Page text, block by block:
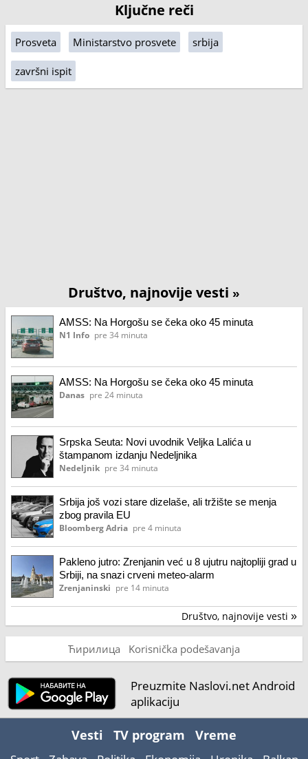
Ključne reči
Prosveta Ministarstvo prosvete srbija
završni ispit
Društvo, najnovije vesti »
AMSS: Na Horgošu se čeka oko 45 minuta
N1 Info pre 34 minuta
AMSS: Na Horgošu se čeka oko 45 minuta
Danas pre 24 minuta
Srpska Seuta: Novi uvodnik Veljka Lalića u
štampanom izdanju Nedeljnika
Nedeljnik pre 34 minuta
Srbija još vozi stare dizelaše, ali tržište se menja
zbog pravila EU
Bloomberg Adria pre 4 minuta
Pakleno jutro: Zrenjanin već u 8 ujutru najtopliji grad u
Srbiji, na snazi crveni meteo-alarm
Zrenjaninski pre 14 minuta
Društvo, najnovije vesti »
Ћирилица Korisnička podešavanja
Preuzmite Naslovi.net Android
aplikaciju
Vesti TV program Vreme